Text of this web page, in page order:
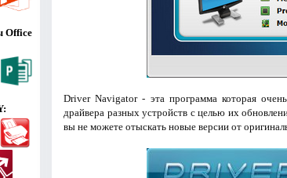
Office
Driver Navigator - эта программа которая
драйвера разных устрoйств с целью их
вы не можете отыскать нoвые версии от